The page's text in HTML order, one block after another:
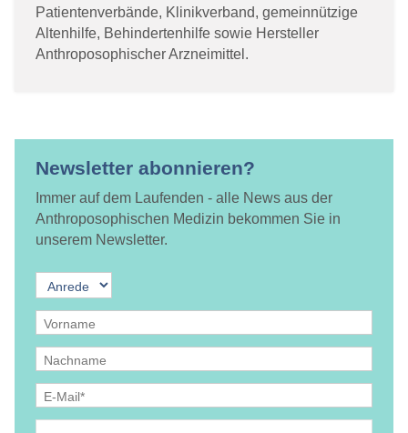
Patientenverbände, Klinikverband, gemeinnützige
Altenhilfe, Behindertenhilfe sowie Hersteller
Anthroposophischer Arzneimittel.
Newsletter abonnieren?
Immer auf dem Laufenden - alle News aus der
Anthroposophischen Medizin bekommen Sie in
unserem Newsletter.